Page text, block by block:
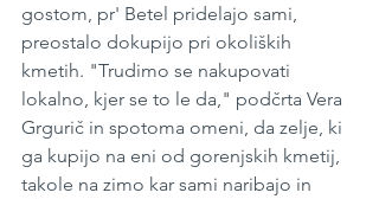
gostom, pr' Betel pridelajo sami,
preostalo dokupijo pri okoliških
kmetih. "Trudimo se nakupovati
lokalno, kjer se to le da," podčrta Vera
Grgurič in spotoma omeni, da zelje, ki
ga kupijo na eni od gorenjskih kmetij,
takole na zimo kar sami naribajo in